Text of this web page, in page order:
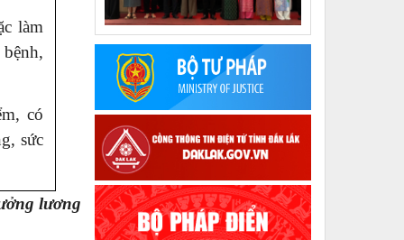
làm
có
sức
lương